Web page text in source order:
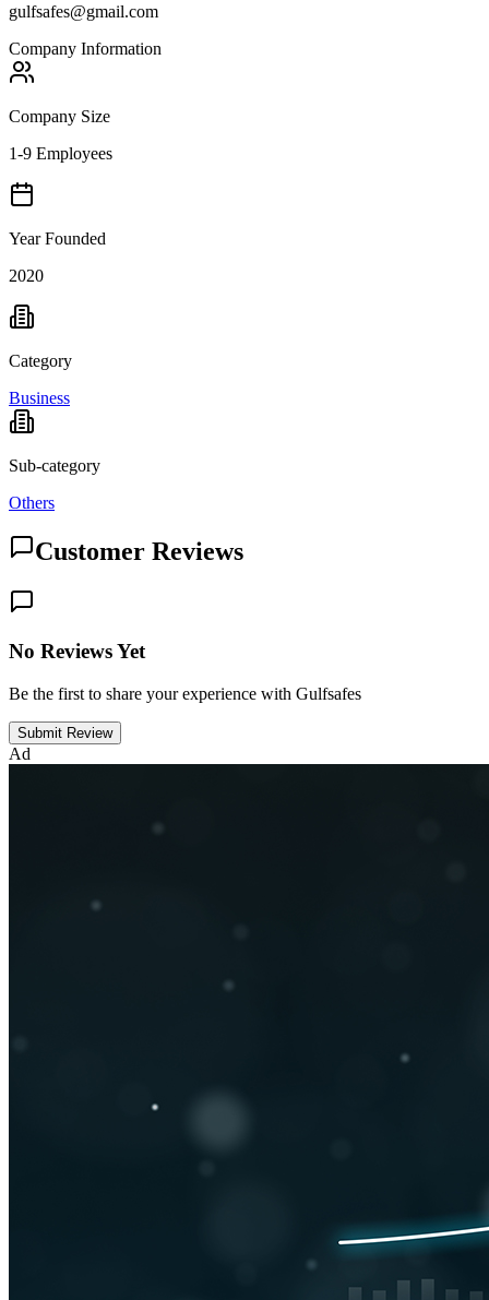
gulfsafes@gmail.com
Company Information
Company Size
1-9 Employees
Year Founded
2020
Category
Business
Sub-category
Others
Customer Reviews
No Reviews Yet
Be the first to share your experience with Gulfsafes
Submit Review
Ad